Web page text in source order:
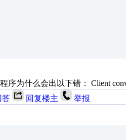
序为什么会出以下错： Client
答 回复楼主 举报